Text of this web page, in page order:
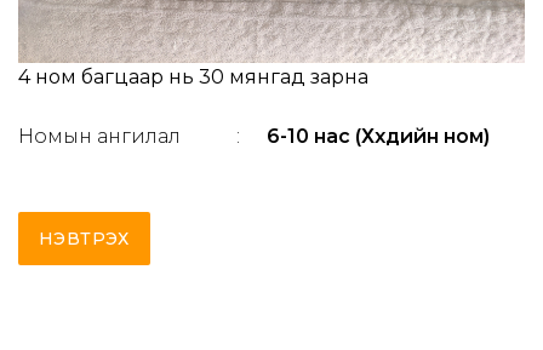
4 ном багцаар нь 30 мянгад зарна
Номын ангилал : 6-10 нас (Хүүхдийн ном)
НЭВТРЭХ